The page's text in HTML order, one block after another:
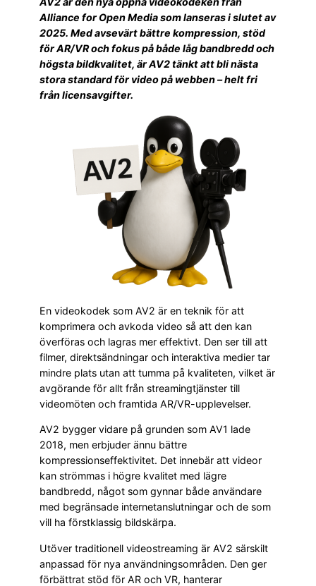
Alliance for Open Media som lanseras i slutet av
2025. Med avsevärt bättre kompression, stöd
för AR/VR och fokus på både låg bandbredd och
högsta bildkvalitet, är AV2 tänkt att bli nästa
stora standard för video på webben – helt fri
från licensavgifter.
En videokodek som AV2 är en teknik för att
komprimera och avkoda video så att den kan
överföras och lagras mer effektivt. Den ser till att
filmer, direktsändningar och interaktiva medier tar
mindre plats utan att tumma på kvaliteten, vilket är
avgörande för allt från streamingtjänster till
videomöten och framtida AR/VR-upplevelser.
AV2 bygger vidare på grunden som AV1 lade
2018, men erbjuder ännu bättre
kompressionseffektivitet. Det innebär att videor
kan strömmas i högre kvalitet med lägre
bandbredd, något som gynnar både användare
med begränsade internetanslutningar och de som
vill ha förstklassig bildskärpa.
Utöver traditionell videostreaming är AV2 särskilt
anpassad för nya användningsområden. Den ger
förbättrat stöd för AR och VR, hanterar